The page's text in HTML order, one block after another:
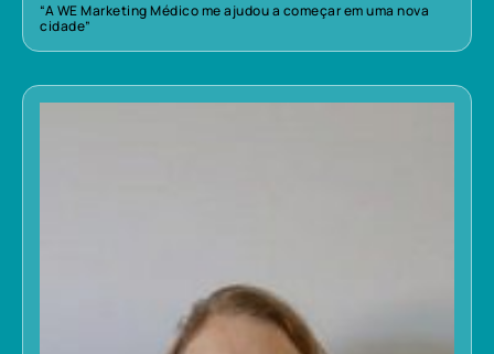
“A WE Marketing Médico me ajudou a começar em uma nova
cidade”